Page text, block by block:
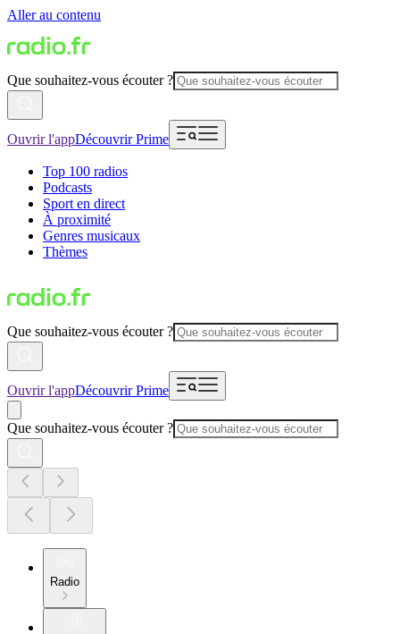
Aller au contenu
Que souhaitez-vous écouter ?
Ouvrir l'appDécouvrir Prime
Top 100 radios
Podcasts
Sport en direct
À proximité
Genres musicaux
Thèmes
Que souhaitez-vous écouter ?
Ouvrir l'appDécouvrir Prime
Que souhaitez-vous écouter ?
Radio